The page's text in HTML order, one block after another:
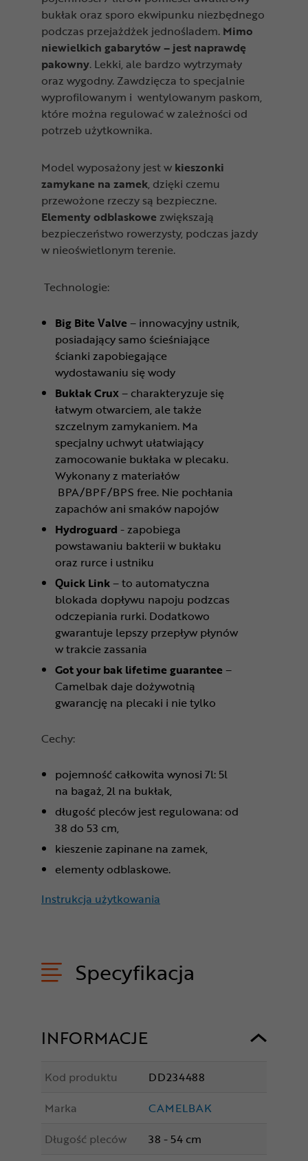
bukłak oraz sporo ekwipunku niezbędnego
podczas przejażdżek jednośladem. Mimo
niewielkich gabarytów – jest naprawdę
pakowny. Lekki, ale bardzo wytrzymały
oraz wygodny. Zawdzięcza to specjalnie
wyprofilowanym i wentylowanym paskom,
które można regulować w zależności od
potrzeb użytkownika.
Model wyposażony jest w kieszonki
zamykane na zamek, dzięki czemu
przewożone rzeczy są bezpieczne.
Elementy odblaskowe zwiększają
bezpieczeństwo rowerzysty, podczas jazdy
w nieoświetlonym terenie.
Technologie:
Big Bite Valve– innowacyjny ustnik,
posiadający samo ścieśniające
ścianki zapobiegające
wydostawaniu się wody
Bukłak Crux– charakteryzuje się
łatwym otwarciem, ale także
szczelnym zamykaniem. Ma
specjalny uchwyt ułatwiający
zamocowanie bukłaka w plecaku.
Wykonany z materiałów
BPA/BPF/BPS free. Nie pochłania
zapachów ani smaków napojów
Hydroguard - zapobiega
powstawaniu bakterii w bukłaku
oraz rurce i ustniku
Quick Link– to automatyczna
blokada dopływu napoju podzcas
odczepiania rurki. Dodatkowo
gwarantuje lepszy przepływ płynów
w trakcie zassania
Got your bak lifetime guarantee–
Camelbak daje dożywotnią
gwarancję na plecaki i nie tylko
Cechy:
pojemność całkowita wynosi 7l: 5l
na bagaż, 2l na bukłak,
długość pleców jest regulowana: od
38 do 53 cm,
kieszenie zapinane na zamek,
elementy odblaskowe.
Instrukcja użytkowania
Specyfikacja
INFORMACJE
Kod produktu
DD234488
Marka
CAMELBAK
Długość pleców
38 - 54 cm